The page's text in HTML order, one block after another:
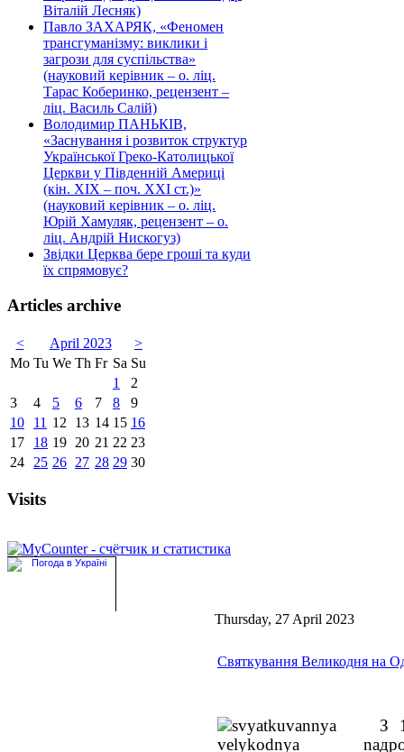
Віталій Лесняк)
Павло ЗАХАРЯК, «Феномен
трансгуманізму: виклики і
загрози для суспільства»
(науковий керівник – о. ліц.
Тарас Коберинко, рецензент –
ліц. Василь Салій)
Володимир ПАНЬКІВ,
«Заснування і розвиток структур
Української Греко-Католицької
Церкви у Південній Америці
(кін. ХІХ – поч. ХХІ ст.)»
(науковий керівник – о. ліц.
Юрій Хамуляк, рецензент – о.
ліц. Андрій Нискогуз)
Звідки Церква бере гроші та куди
їх спрямовує?
Articles archive
< April 2023
>
Mo Tu We Th Fr Sa Su
1
2
3
4 5 6 7 8
9
10
11 12 13 14 15 16
17
18 19 20 21 22 23
24
25 26 27 28 29 30
Visits
Thursday, 27 April 2023
Святкування Великодня на
З